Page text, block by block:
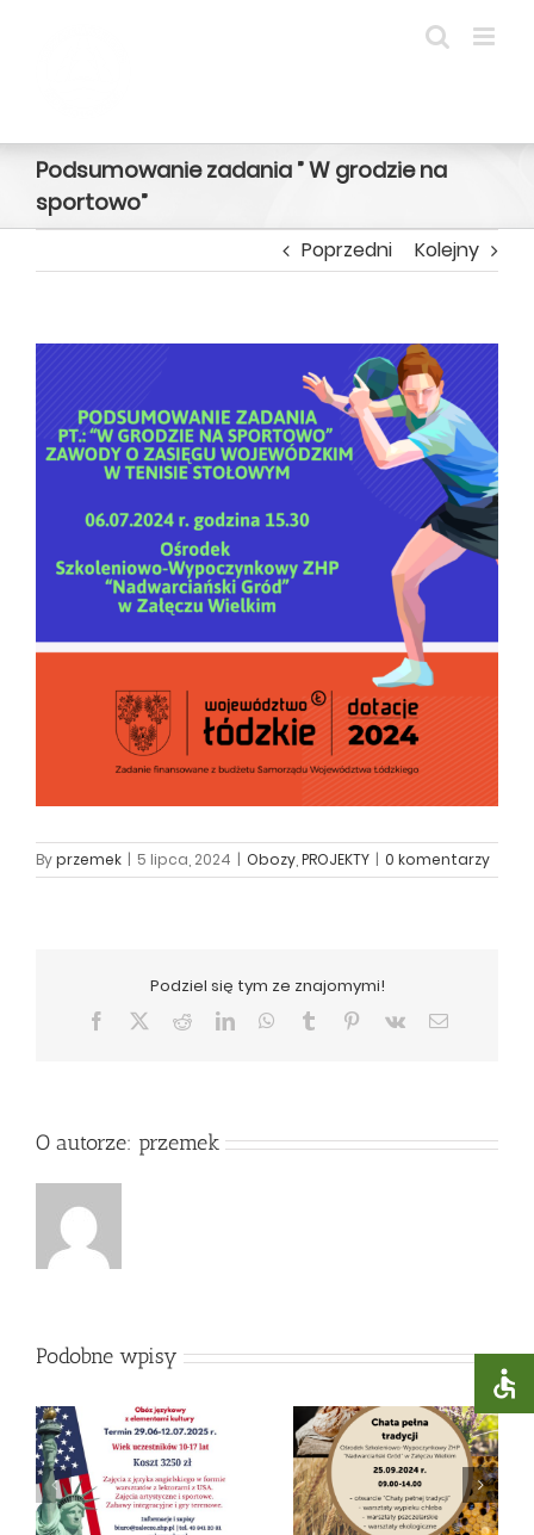
Podsumowanie zadania ” W grodzie na
sportowo”
Poprzedni Kolejny
obrazek
Byprzemek | 5 lipca, 2024 | Obozy PROJEKTY | 0 komentarzy
Podziel się tym ze znajomymi!
Facebook RedditLinkedInWhatsApp
Tumblr Pinterest
Vk Email
O autorze: przemek
Podobne wpisy
Chata pełna
tradycji
Smaki Pokoleń